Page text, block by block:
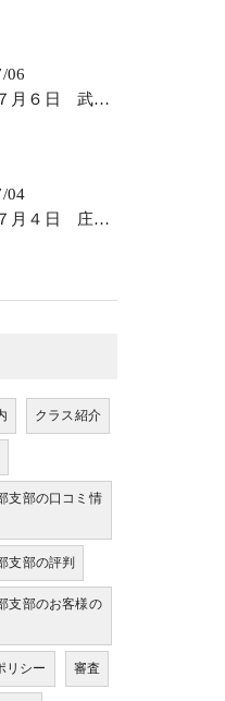
06
令和６年７月６日 武里道場少年部
04
令和６年７月４日 庄和道場の稽古
クラス紹介
支部の口コミ情
支部の評判
支部のお客様の
リシー 審査